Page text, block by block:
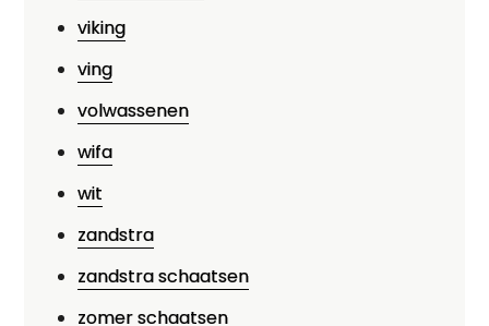
viking
ving
volwassenen
wifa
wit
zandstra
zandstra schaatsen
zomer schaatsen